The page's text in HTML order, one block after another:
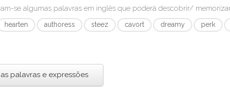
se algumas palavras em inglês que poderá descobrir/
hearten authoress steez cavort dreamy perk
palavras e expressões